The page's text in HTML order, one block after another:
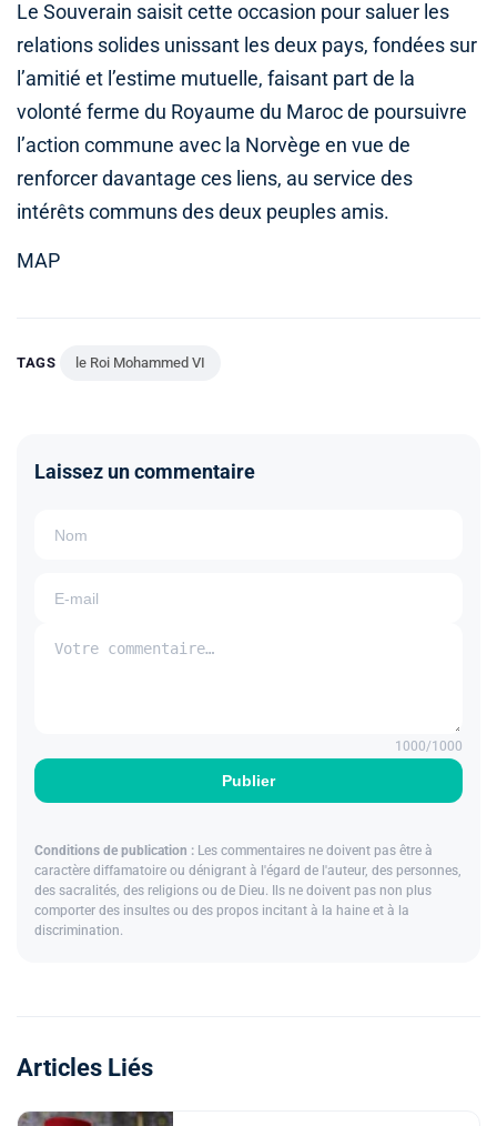
Le Souverain saisit cette occasion pour saluer les
relations solides unissant les deux pays, fondées sur
l’amitié et l’estime mutuelle, faisant part de la
volonté ferme du Royaume du Maroc de poursuivre
l’action commune avec la Norvège en vue de
renforcer davantage ces liens, au service des
intérêts communs des deux peuples amis.
MAP
TAGS le Roi Mohammed VI
Laissez un commentaire
Publier
1000/1000
Conditions de publication : Les commentaires ne doivent pas être à
caractère diffamatoire ou dénigrant à l'égard de l'auteur, des personnes,
des sacralités, des religions ou de Dieu. Ils ne doivent pas non plus
comporter des insultes ou des propos incitant à la haine et à la
discrimination.
Articles Liés